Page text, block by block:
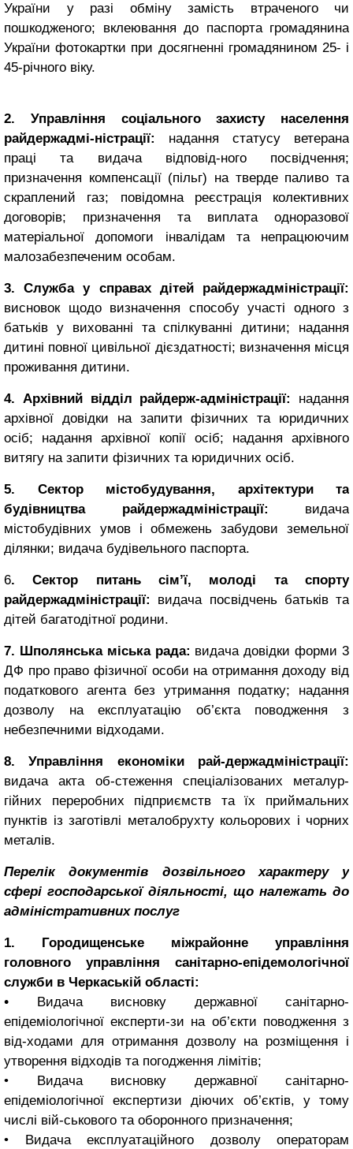
України у разі обміну замість втраченого чи
пошкодженого; вклеювання до паспорта громадянина
України фотокартки при досягненні громадянином 25- і
45-річного віку.
2. Управління соціального захисту населення
райдержадмі-ністрації:
надання статусу ветерана
праці та видача відповід-ного посвідчення;
призначення компенсації (пільг) на тверде паливо та
скраплений газ; повідомна реєстрація колективних
договорів; призначення та виплата одноразової
матеріальної допомоги інвалідам та непрацюючим
малозабезпеченим особам.
3. Служба у справах дітей райдержадміністрації:
висновок щодо визначення способу участі одного з
батьків у вихованні та спілкуванні дитини; надання
дитині повної цивільної дієздатності; визначення місця
проживання дитини.
4. Архівний відділ райдерж-адміністрації:
надання
архівної довідки на запити фізичних та юридичних
осіб; надання архівної копії осіб; надання архівного
витягу на запити фізичних та юридичних осіб.
5. Сектор містобудування, архітектури та
будівництва райдержадміністрації: видача
містобудівних умов і обмежень забудови земельної
ділянки; видача будівельного паспорта.
6. Сектор питань сім’ї, молоді та спорту
райдержадміністрації:
видача посвідчень батьків та
дітей багатодітної родини.
7. Шполянська міська рада: видача довідки форми 3
ДФ про право фізичної особи на отримання доходу від
податкового агента без утримання податку; надання
дозволу на експлуатацію об’єкта поводження з
небезпечними відходами.
8. Управління економіки рай-держадміністрації:
видача акта об-стеження спеціалізованих металур-
гійних переробних підприємств та їх приймальних
пунктів із заготівлі металобрухту кольорових і чорних
металів.
Перелік документів дозвільного характеру у
сфері господарської діяльності, що належать до
адміністративних послуг
1. Городищенське міжрайонне управління
головного управління санітарно-епідемологічної
служби в Черкаській області:
• Видача висновку державної санітарно-
епідеміологічної експерти-зи на об’єкти поводження з
від-ходами для отримання дозволу на розміщення і
утворення відходів та погодження лімітів;
• Видача висновку державної санітарно-
епідеміологічної експертизи діючих об’єктів, у тому
числі вій-ськового та оборонного призначення;
• Видача експлуатаційного дозволу операторам